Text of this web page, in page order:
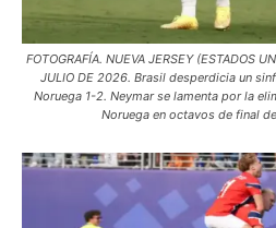
FOTOGRAFÍA. NUEVA JERSEY (ESTADOS
JULIO DE 2026. Brasil desperdicia un
Noruega 1-2. Neymar se lamenta por la
Noruega en octavos de final